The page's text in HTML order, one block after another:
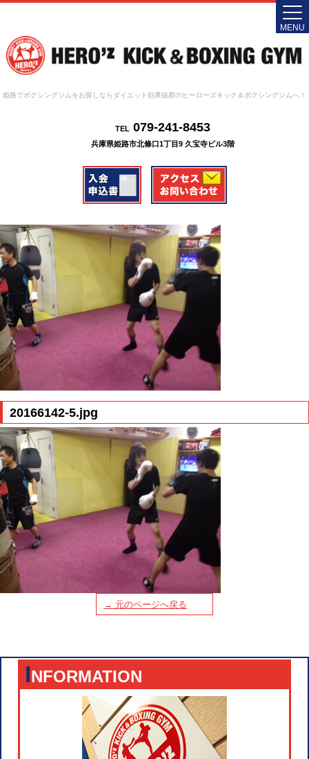
姫路でボクシングジムをお探しならダイエット効果抜群のヒーローズキック＆ボクシングジムへ！
TEL079-241-8453
兵庫県姫路市北條口1丁目9 久宝寺ビル3階
MENU
20166142-5.jpg
→ 元のページへ戻る
INFORMATION